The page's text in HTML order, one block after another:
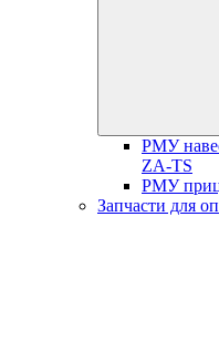
РМУ
ZA-TS
РМУ
Запчасти для